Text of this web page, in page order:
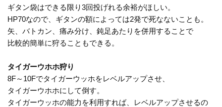
ギタン袋はできる限り3回投げれる余裕がほしい。
HP70なので、ギタンの額によっては2発で死なないことも。
矢、バトカン、痛み分け、鈍足あたりを併用することで
比較的簡単に狩ることもできる。
タイガーウホホ狩り
8F～10Fでタイガーウッホをレベルアップさせ、
タイガーウホホにして倒す。
タイガーウッホの能力を利用すれば、レベルアップさせるの